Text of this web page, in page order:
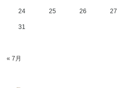
24 25 26 27
31
« 7月